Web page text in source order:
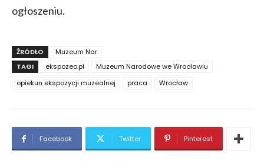
ogłoszeniu.
ŹRÓDŁO
Muzeum Nar
TAGI
ekspozeo.pl
Muzeum Narodowe we Wrocławiu
opiekun ekspozycji muzealnej
praca Wrocław
Facebook Twitter Pinterest